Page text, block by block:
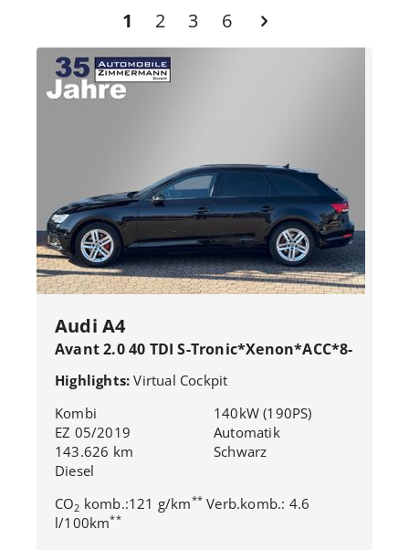
1 2 3 6
Audi A4
Avant 2.0 40 TDI S-Tronic*Xenon*ACC*8-
Highlights:Virtual Cockpit
Kombi
EZ 05/2019
143.626 km
Diesel
140kW (190PS)
Automatik
Schwarz
CO2 komb.:121 g/km** Verb.komb.: 4.6
l/100km**